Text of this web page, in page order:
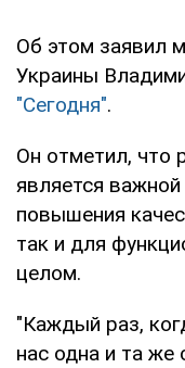
Об этом заявил
Украины
"Сегодня".
Он отметил, что
является
повышения
так и для
целом.
"Каждый раз,
нас одна и та же